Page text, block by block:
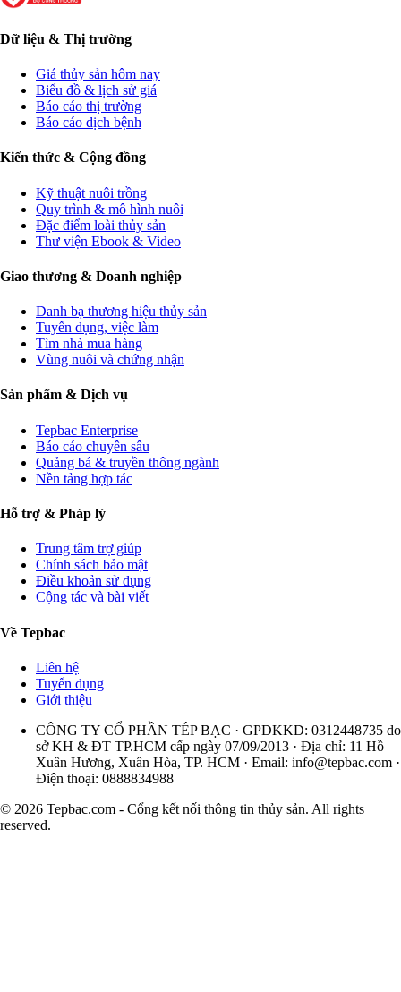
Dữ liệu & Thị trường
Giá thủy sản hôm nay
Biểu đồ & lịch sử giá
Báo cáo thị trường
Báo cáo dịch bệnh
Kiến thức & Cộng đồng
Kỹ thuật nuôi trồng
Quy trình & mô hình nuôi
Đặc điểm loài thủy sản
Thư viện Ebook & Video
Giao thương & Doanh nghiệp
Danh bạ thương hiệu thủy sản
Tuyển dụng, việc làm
Tìm nhà mua hàng
Vùng nuôi và chứng nhận
Sản phẩm & Dịch vụ
Tepbac Enterprise
Báo cáo chuyên sâu
Quảng bá & truyền thông ngành
Nền tảng hợp tác
Hỗ trợ & Pháp lý
Trung tâm trợ giúp
Chính sách bảo mật
Điều khoản sử dụng
Cộng tác và bài viết
Về Tepbac
Liên hệ
Tuyển dụng
Giới thiệu
CÔNG TY CỔ PHẦN TÉP BẠC · GPDKKD: 0312448735 do
sở KH & ĐT TP.HCM cấp ngày 07/09/2013 · Địa chỉ: 11 Hồ
Xuân Hương, Xuân Hòa, TP. HCM · Email: info@tepbac.com ·
Điện thoại: 0888834988
© 2026 Tepbac.com - Cổng kết nối thông tin thủy sản. All rights
reserved.